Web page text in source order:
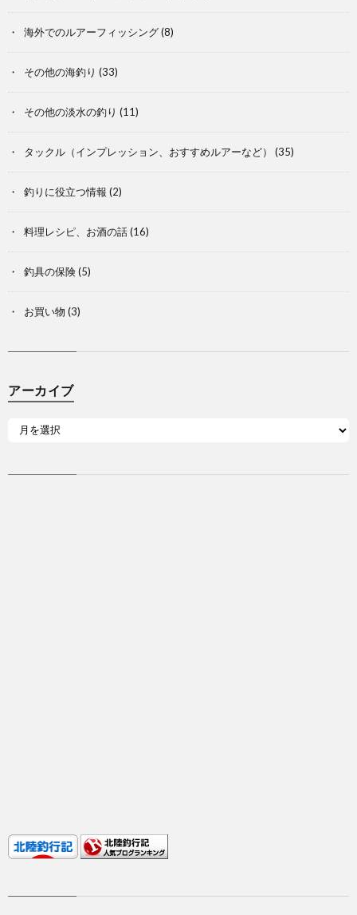
海外でのルアーフィッシング(8)
その他の海釣り (33)
その他の淡水の釣り (11)
タックル（インプレッション、おすすめルアーなど） (35)
釣りに役立つ情報 (2)
料理レシピ、お酒の話(16)
釣具の保険(5)
お買い物 (3)
アーカイブ